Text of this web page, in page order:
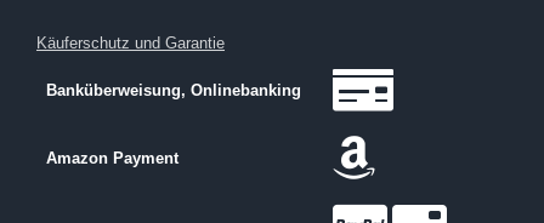
Käuferschutz und Garantie
Banküberweisung, Onlinebanking
Amazon Payment